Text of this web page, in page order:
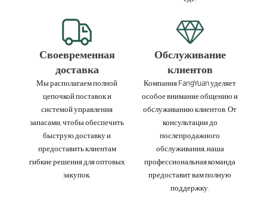
Своевременная
доставка
Мы располагаем полной
цепочкой поставок и
системой управления
запасами, чтобы обеспечить
быструю доставку и
предоставить клиентам
гибкие решения для оптовых
закупок.
Обслуживание
клиентов
Компания FangYuan уделяет
особое внимание общению и
обслуживанию клиентов. От
консультации до
послепродажного
обслуживания, наша
профессиональная команда
предоставит вам полную
поддержку.